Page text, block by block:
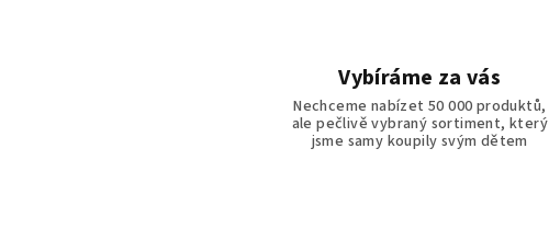
r
v
k
Vybíráme za vás
Nechceme nabízet 50 000 produktů,
ale pečlivě vybraný sortiment, který
jsme samy koupily svým dětem